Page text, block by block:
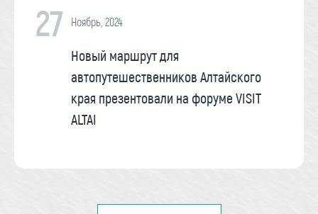
27 Ноябрь, 2024
Новый маршрут для
автопутешественников Алтайского
края презентовали на форуме VISIT
ALTAI